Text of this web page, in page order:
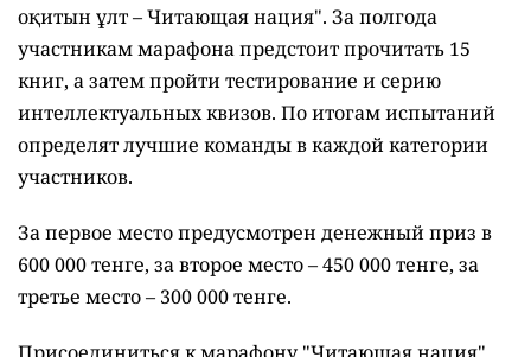
оқитын ұлт – Читающая нация". За полгода
участникам марафона предстоит прочитать 15
книг, а затем пройти тестирование и серию
интеллектуальных квизов. По итогам испытаний
определят лучшие команды в каждой категории
участников.
За первое место предусмотрен денежный приз в
600 000 тенге, за второе место – 450 000 тенге, за
третье место – 300 000 тенге.